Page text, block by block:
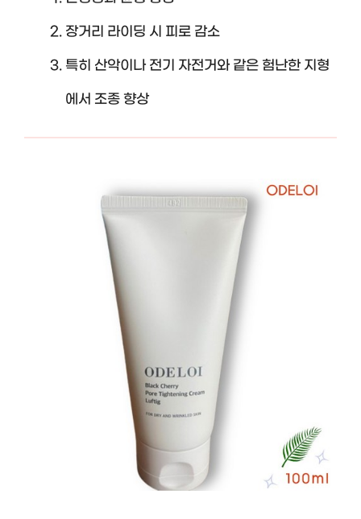
장거리 라이딩 시 피로 감소
특히 산악이나 전기 자전거와 같은 험난한 지형
에서 조종 향상